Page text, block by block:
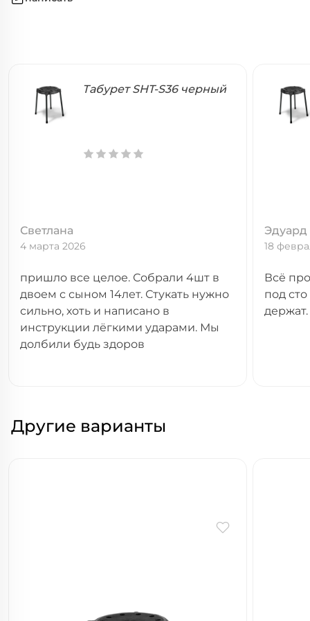
Табурет SHT-S36 черный
Светлана
4 марта 2026
пришло все целое. Собрали 4шт в
двоем с сыном 14лет. Стукать нужно
сильно, хоть и написано в
инструкции лёгкими ударами. Мы
долбили будь здоров
Эдуард
18
Всё
под
Другие варианты